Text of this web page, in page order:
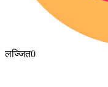
लज्जित0